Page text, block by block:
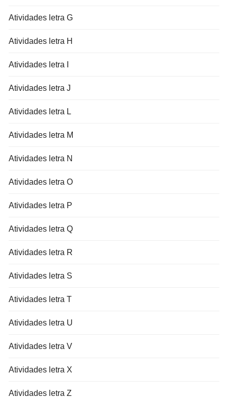
Atividades letra G
Atividades letra H
Atividades letra I
Atividades letra J
Atividades letra L
Atividades letra M
Atividades letra N
Atividades letra O
Atividades letra P
Atividades letra Q
Atividades letra R
Atividades letra S
Atividades letra T
Atividades letra U
Atividades letra V
Atividades letra X
Atividades letra Z